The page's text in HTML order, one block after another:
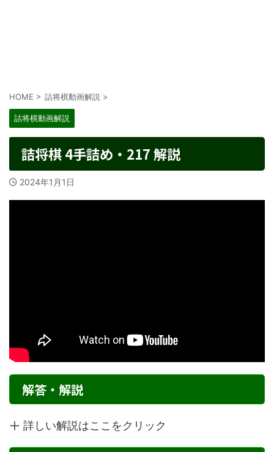
HOME > 詰将棋動画解説 >
詰将棋動画解説
詰将棋 4手詰め・217 解説
2024年1月1日
解答・解説
詳しい解説はここをクリック